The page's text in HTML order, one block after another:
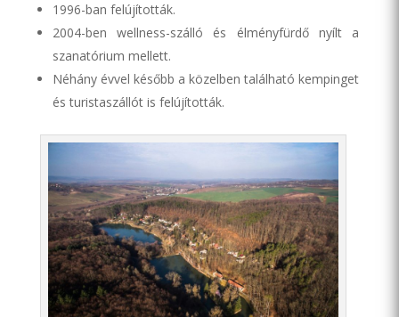
1996-ban felújították.
2004-ben wellness-szálló és élményfürdő nyílt a
szanatórium mellett.
Néhány évvel később a közelben található kempinget
és turistaszállót is felújították.